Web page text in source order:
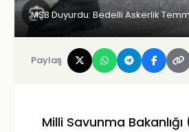
MSB Duyurdu: Bedelli Askerlik
Paylaş
Milli Savunma